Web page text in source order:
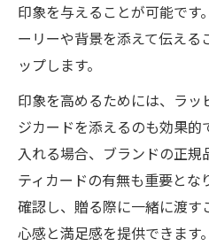
印象を与えることが可能です
ーリーや背景を添えて伝える
ップします。
印象を高めるためには、ラ
ジカードを添えるのも効果的
入れる場合、ブランドの正
ティカードの有無も重要とな
確認し、贈る際に一緒に渡す
心感と満足感を提供できます。